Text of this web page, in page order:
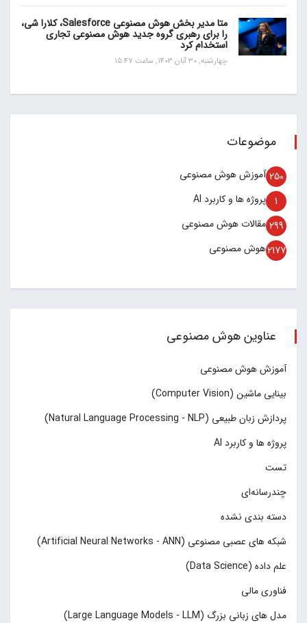
متا مدیر بخش هوش مصنوعی Salesforce، کلارا شی،
را برای رهبری گروه جدید هوش مصنوعی تجاری
استخدام کرد
چهارشنبه, 30 آبان 1403, ساعت 15:47
موضوعات
آموزش هوش مصنوعی 250
پروژه ها و کاربرد AI 1
مقالات هوش مصنوعی 299
هوش مصنوعی2177
عناوین هوش مصنوعی
آموزش هوش مصنوعی
بینایی ماشین (Computer Vision)
پردازش زبان طبیعی (Natural Language Processing - NLP)
پروژه ها و کاربرد AI
تست
چند‌‌رسانه‌ای
دسته بندی نشده
شبکه های عصبی مصنوعی (Artificial Neural Networks - ANN)
علم داده (Data Science)
فناوری مالی
مدل های زبانی بزرگ (Large Language Models - LLM)